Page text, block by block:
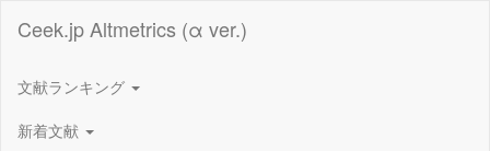
Ceek.jp Altmetrics (α ver.)
文献ランキング
新着文献